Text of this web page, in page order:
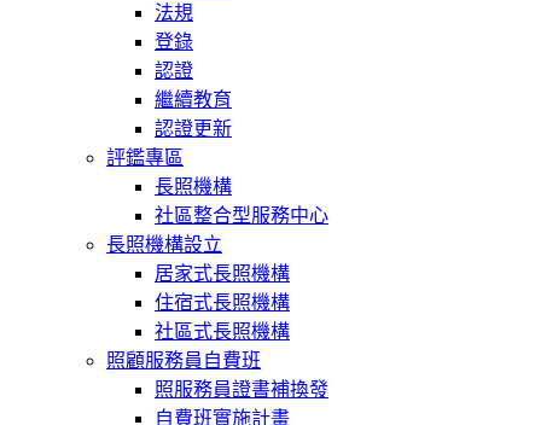
法規
登錄
認證
繼續教育
認證更新
評鑑專區
長照機構
社區整合型服務中心
長照機構設立
居家式長照機構
住宿式長照機構
社區式長照機構
照顧服務員自費班
照服務員證書補換發
自費班實施計畫